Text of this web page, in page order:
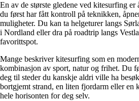
En av de største gledene ved kitesurfing er
du først har fått kontroll på teknikken,
muligheter. Du kan ta helgeturer langs
i Nordland eller dra på roadtrip langs
favorittspot.
Mange beskriver kitesurfing som en
kombinasjon av sport, natur og frihet. Du
deg til steder du kanskje aldri ville ha
bortgjemt strand, en liten fjordarm eller en
hele horisonten for deg selv.